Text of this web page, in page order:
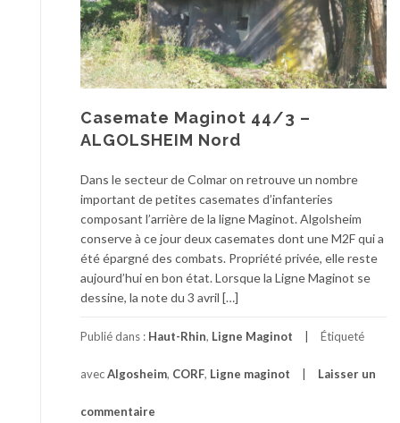
Casemate Maginot 44/3 –
ALGOLSHEIM Nord
Dans le secteur de Colmar on retrouve un nombre
important de petites casemates d’infanteries
composant l’arrière de la ligne Maginot. Algolsheim
conserve à ce jour deux casemates dont une M2F qui a
été épargné des combats. Propriété privée, elle reste
aujourd’hui en bon état. Lorsque la Ligne Maginot se
dessine, la note du 3 avril […]
Publié dans : Haut-Rhin, Ligne Maginot Étiqueté
avecAlgosheim, CORF, Ligne maginot Laisser un
commentaire